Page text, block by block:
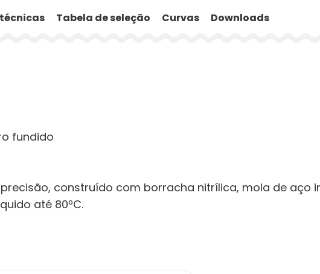
Tabela de seleção Curvas Downloads
fundido
construído com borracha nitrílica, mola de aço
até 80ºC.